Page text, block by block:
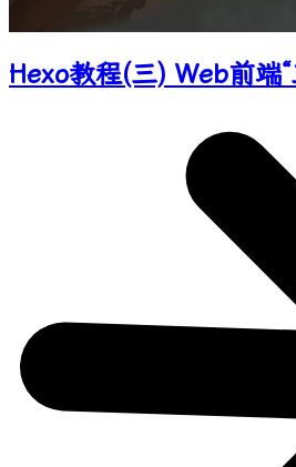
Hexo教程(三) Web前端“